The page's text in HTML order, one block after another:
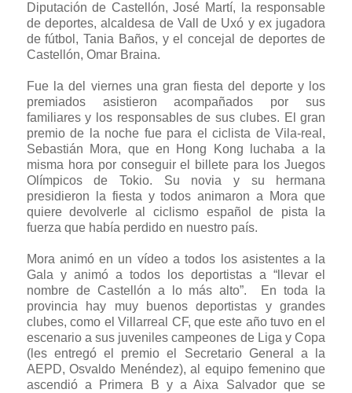
Diputación de Castellón, José Martí, la responsable
de deportes, alcaldesa de Vall de Uxó y ex jugadora
de fútbol, Tania Baños, y el concejal de deportes de
Castellón, Omar Braina.
Fue la del viernes una gran fiesta del deporte y los
premiados asistieron acompañados por sus
familiares y los responsables de sus clubes. El gran
premio de la noche fue para el ciclista de Vila-real,
Sebastián Mora, que en Hong Kong luchaba a la
misma hora por conseguir el billete para los Juegos
Olímpicos de Tokio. Su novia y su hermana
presidieron la fiesta y todos animaron a Mora que
quiere devolverle al ciclismo español de pista la
fuerza que había perdido en nuestro país.
Mora animó en un vídeo a todos los asistentes a la
Gala y animó a todos los deportistas a “llevar el
nombre de Castellón a lo más alto”. En toda la
provincia hay muy buenos deportistas y grandes
clubes, como el Villarreal CF, que este año tuvo en el
escenario a sus juveniles campeones de Liga y Copa
(les entregó el premio el Secretario General a la
AEPD, Osvaldo Menéndez), al equipo femenino que
ascendió a Primera B y a Aixa Salvador que se